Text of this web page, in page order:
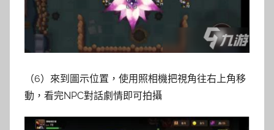
（6）來到圖示位置，使用照相機把視角往右上角移
動，看完NPC對話劇情即可拍攝